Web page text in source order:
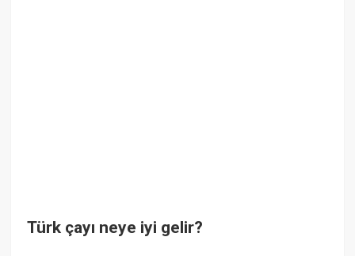
Türk çayı neye iyi gelir?